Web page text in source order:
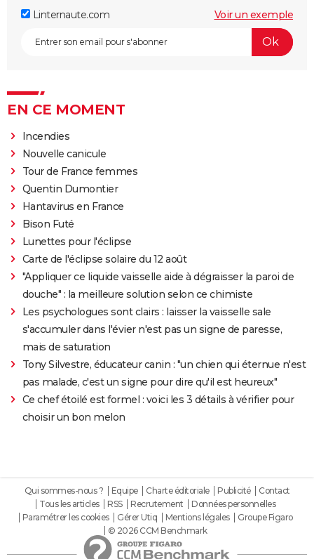
Linternaute.com Voir un exemple
EN CE MOMENT
Incendies
Nouvelle canicule
Tour de France femmes
Quentin Dumontier
Hantavirus en France
Bison Futé
Lunettes pour l'éclipse
Carte de l'éclipse solaire du 12 août
"Appliquer ce liquide vaisselle aide à dégraisser la paroi de
douche" : la meilleure solution selon ce chimiste
Les psychologues sont clairs : laisser la vaisselle sale
s'accumuler dans l'évier n'est pas un signe de paresse,
mais de saturation
Tony Silvestre, éducateur canin : "un chien qui éternue n'est
pas malade, c'est un signe pour dire qu'il est heureux"
Ce chef étoilé est formel : voici les 3 détails à vérifier pour
choisir un bon melon
Qui sommes-nous ? Equipe Charte éditoriale Publicité
Contact
Tous les articles
RSS Recrutement
Données personnelles
Paramétrer les cookies
Gérer Utiq Mentions légales
Groupe Figaro
© 2026 CCM Benchmark